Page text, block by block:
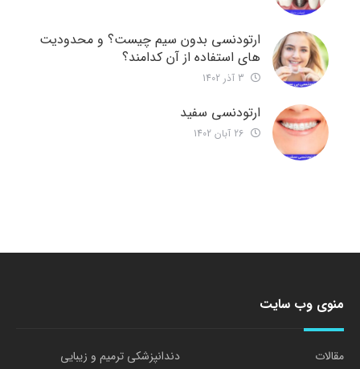
ارتودنسی بدون سیم چیست؟ و محدودیت
های استفاده از آن کدامند؟
ارتودنسی سفید
منوی وب سایت
مقالات
دندانپزشکی ترمیم و زیبایی